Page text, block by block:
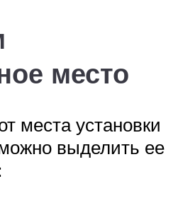
место
места установки
выделить ее